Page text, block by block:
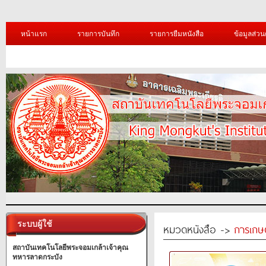
หน้าแรก รายการบันทึก รายการยืมหนังสือ ข้อมูลส่ว
ระบบผู้ใช้
สถาบันเทคโนโลยีพระจอมเกล้าเจ้าคุณ
ทหารลาดกระบัง
หมวดหนังสือ -> การเก